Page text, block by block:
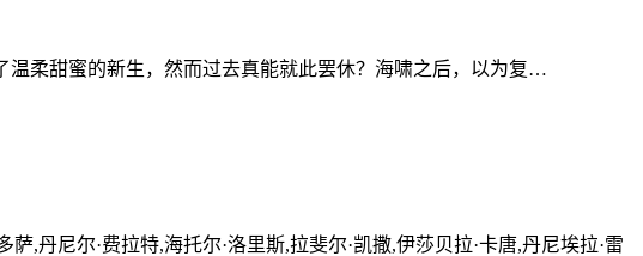
柔甜蜜的新生，然而过去真能就此罢休？海啸之后，以为复…
,丹尼尔·费拉特,海托尔·洛里斯,拉斐尔·凯撒,伊莎贝拉·卡唐,丹尼埃拉·雷